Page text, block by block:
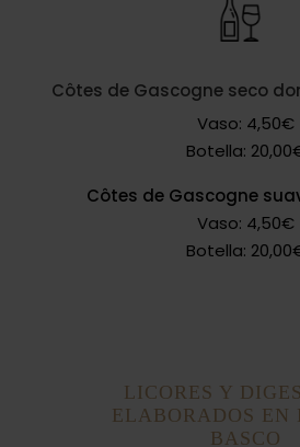
Côtes de Gascogne seco
Vaso: 4,50€
Botella:
Côtes de Gascogne
Vaso: 4,50€
Botella:
LICORES Y
ELABORADOS EN
BASCO